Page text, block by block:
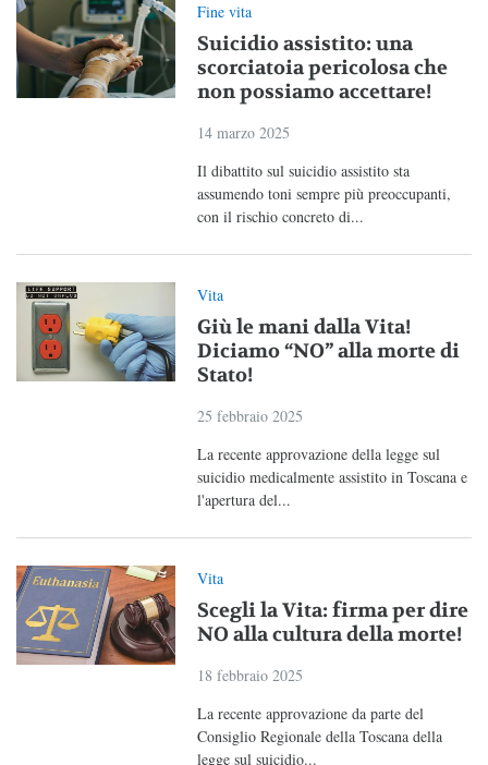
Fine vita
Suicidio assistito: una
scorciatoia pericolosa che
non possiamo accettare!
14 marzo 2025
Il dibattito sul suicidio assistito sta
assumendo toni sempre più preoccupanti,
con il rischio concreto di...
Vita
Giù le mani dalla Vita!
Diciamo “NO” alla morte di
Stato!
25 febbraio 2025
La recente approvazione della legge sul
suicidio medicalmente assistito in Toscana e
l'apertura del...
Vita
Scegli la Vita: firma per dire
NO alla cultura della morte!
18 febbraio 2025
La recente approvazione da parte del
Consiglio Regionale della Toscana della
legge sul suicidio...